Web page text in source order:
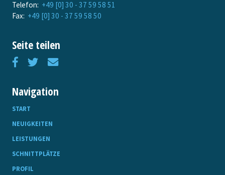
Telefon: +49 [0] 30 - 37 59 58 51
Fax: +49 [0] 30 - 37 59 58 50
Seite teilen
Navigation
START
NEUIGKEITEN
LEISTUNGEN
SCHNITTPLÄTZE
PROFIL